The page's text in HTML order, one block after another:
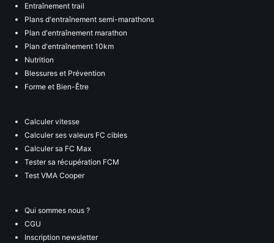
Entraînement trail
Plans d'entraînement semi-marathons
Plan d'entraînement marathon
Plan d'entraînement 10km
Nutrition
Blessures et Prévention
Forme et Bien-Être
Calculer vitesse
Calculer ses valeurs FC cibles
Calculer sa FC Max
Tester sa récupération FCM
Test VMA Cooper
Qui sommes nous ?
CGU
Inscription newsletter